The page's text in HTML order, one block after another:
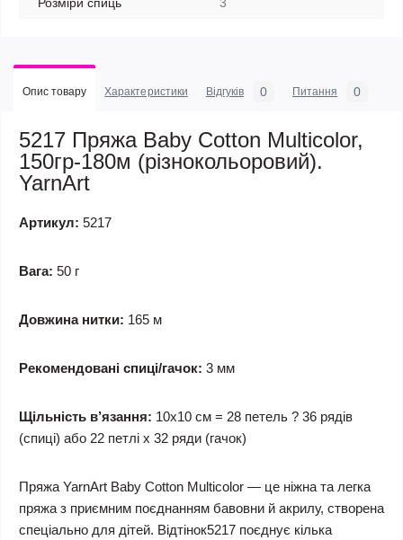
Опис товару Характеристики Відгуків 0 Питання 0
5217 Пряжа Baby Cotton Multicolor,
150гр-180м (різнокольоровий).
YarnArt
Артикул: 5217
Вага: 50 г
Довжина нитки: 165 м
Рекомендовані спиці/гачок: 3 мм
Щільність в’язання: 10x10 см = 28 петель ? 36 рядів
(спиці) або 22 петлі x 32 ряди (гачок)
Пряжа YarnArt Baby Cotton Multicolor — це ніжна та легка
пряжа з приємним поєднанням бавовни й акрилу, створена
спеціально для дітей. Відтінок5217 поєднує кілька